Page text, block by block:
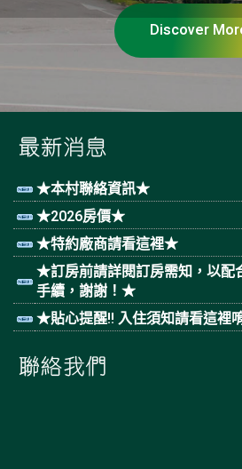
★特約廠商請看這裡★
★訂房前請詳閱訂房需知，以配
手續，謝謝！★
★貼心提醒!! 入住須知請看這